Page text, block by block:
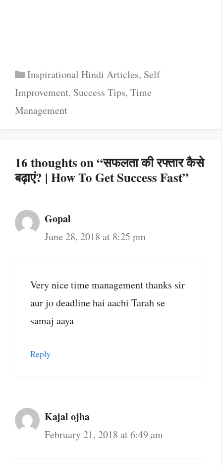
Categories
Inspirational Hindi Articles, Self
Improvement, Success Tips, Time
Management
16 thoughts on “सफलता की रफ्तार कैसे
बढ़ाएं? | How To Get Success Fast”
Gopal
June 28, 2018 at 8:25 pm
Very nice time management thanks sir
aur jo deadline hai aachi Tarah se
samaj aaya
Reply
Kajal ojha
February 21, 2018 at 6:49 am